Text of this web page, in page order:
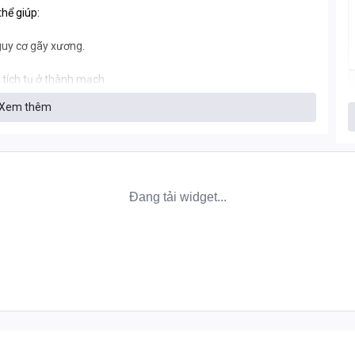
giúp:
cơ gãy xương.
tụ ở thành mạch.
sỏi thận.
thêm